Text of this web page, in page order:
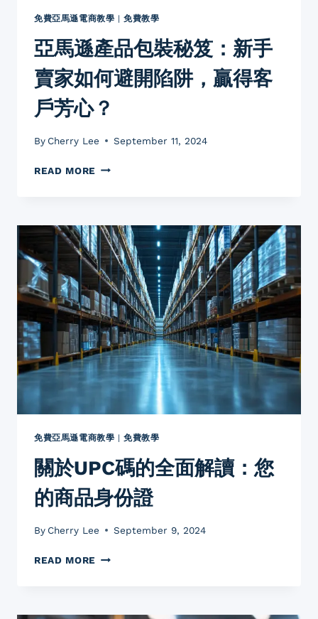
免費亞馬遜電商教學 |免費教學
亞馬遜產品包裝秘笈：新手
賣家如何避開陷阱，贏得客
戶芳心？
By Cherry Lee September 11, 2024
READ MORE 亞
品
包
裝
秘
笈：
新
手
賣
家
如
何
阱，
得
戶
芳
心？
免費亞馬遜電商教學 |免費教學
關於UPC碼的全面解讀：您
的商品身份證
By Cherry Lee September 9, 2024
READ MORE
的